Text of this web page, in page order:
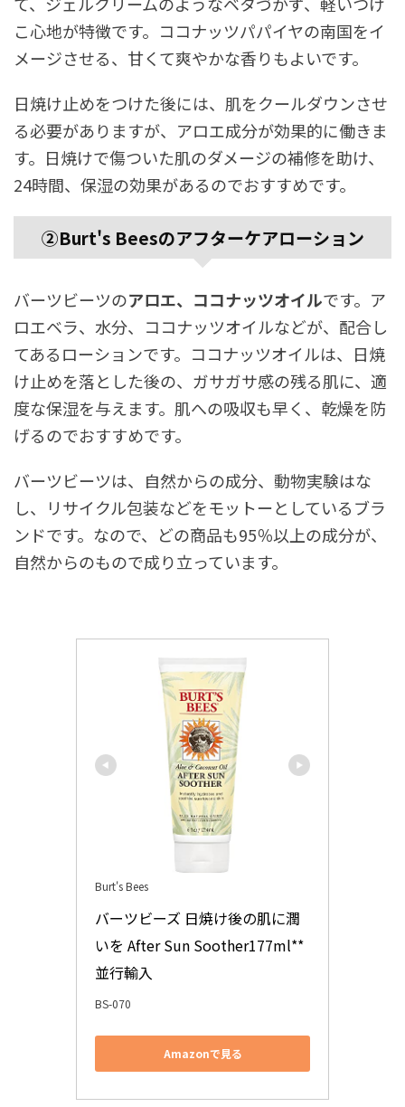
こ心地が特徴です。ココナッツパパイヤの南国をイ
メージさせる、甘くて爽やかな香りもよいです。
日焼け止めをつけた後には、肌をクールダウンさせ
る必要がありますが、アロエ成分が効果的に働きま
す。日焼けで傷ついた肌のダメージの補修を助け、
24時間、保湿の効果があるのでおすすめです。
②Burt's Beesのアフターケアローション
バーツビーツのアロエ、ココナッツオイルです。ア
ロエベラ、水分、ココナッツオイルなどが、配合し
てあるローションです。ココナッツオイルは、日焼
け止めを落とした後の、ガサガサ感の残る肌に、適
度な保湿を与えます。肌への吸収も早く、乾燥を防
げるのでおすすめです。
バーツビーツは、自然からの成分、動物実験はな
し、リサイクル包装などをモットーとしているブラ
ンドです。なので、どの商品も95％以上の成分が、
自然からのもので成り立っています。
Burt's Bees
バーツビーズ 日焼け後の肌に潤
いを After Sun Soother177ml**
並行輸入
BS-070
Amazonで見る